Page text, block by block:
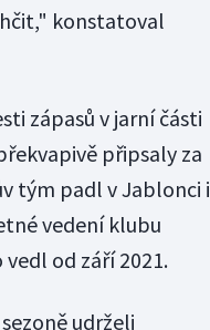
konstatoval
zápasů v jarní části
připsaly za
tým padl v Jablonci i
vedení klubu
od září 2021.
udrželi